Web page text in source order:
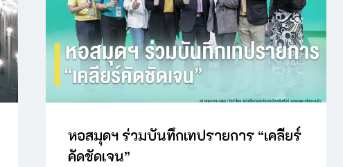
หอสมุดฯ ร่วมบันทึกเทปรายการ “เคลียร์
คัดชัดเจน”